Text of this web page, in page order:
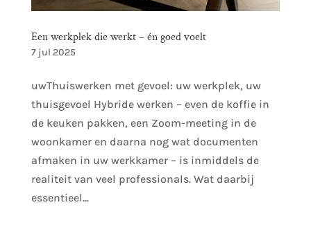
Een werkplek die werkt – én goed voelt
7 jul 2025
uwThuiswerken met gevoel: uw werkplek, uw
thuisgevoel Hybride werken – even de koffie in
de keuken pakken, een Zoom-meeting in de
woonkamer en daarna nog wat documenten
afmaken in uw werkkamer – is inmiddels de
realiteit van veel professionals. Wat daarbij
essentieel...